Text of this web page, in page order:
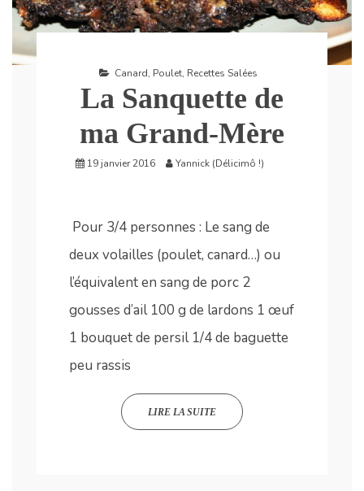
Canard, Poulet, Recettes Salées
La Sanquette de
ma Grand-Mère
19 janvier 2016 Yannick (Délicimô !)
Pour 3/4 personnes : Le sang de
deux volailles (poulet, canard…) ou
l’équivalent en sang de porc 2
gousses d’ail 100 g de lardons 1 œuf
1 bouquet de persil 1/4 de baguette
peu rassis
LIRE LA SUITE